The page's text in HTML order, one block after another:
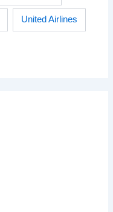
United Airlines